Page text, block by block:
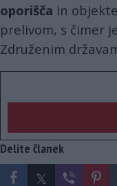
oporišča in
prelivom, s čimer
Združenim
Delite članek